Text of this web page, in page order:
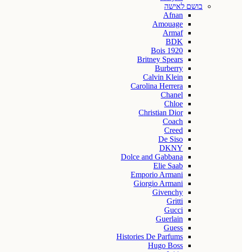
בושם לאישה
Afnan
Amouage
Armaf
BDK
Bois 1920
Britney Spears
Burberry
Calvin Klein
Carolina Herrera
Chanel
Chloe
Christian Dior
Coach
Creed
De Siso
DKNY
Dolce and Gabbana
Elie Saab
Emporio Armani
Giorgio Armani
Givenchy
Gritti
Gucci
Guerlain
Guess
Histories De Parfums
Hugo Boss